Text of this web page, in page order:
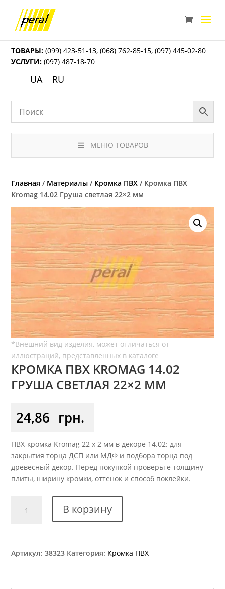
ТОВАРЫ: (099) 423-51-13,(068) 762-85-15,(097) 445-02-80
УСЛУГИ: (097) 487-18-70
UA RU
МЕНЮ ТОВАРОВ
Главная / Материалы / Кромка ПВХ / Кромка ПВХ
Kromag 14.02 Груша светлая 22×2 мм
КРОМКА ПВХ KROMAG 14.02
ГРУША СВЕТЛАЯ 22×2 ММ
24,86 грн.
ПВХ-кромка Kromag 22 x 2 мм в декоре 14.02: для
закрытия торца ДСП или МДФ и подбора торца под
древесный декор. Перед покупкой проверьте толщину
плиты, ширину кромки, оттенок и способ поклейки.
товара
14.02
В корзину
Артикул:38323 Категория: Кромка ПВХ